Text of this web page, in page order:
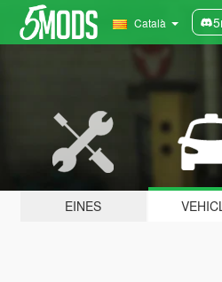
Català
EINES